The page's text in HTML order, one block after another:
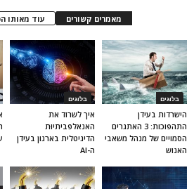
מאמרים קשורים עוד מאותו
בלוגים
איך לשרוד את
האנאלפביתיוּת
הדיגיטלית בארגון בעידן
ה-AI
בלוגים
הישרדות בעידן
התהפוכות: 3 האתגרים
הסמויים של מנהל משאבי
האנוש